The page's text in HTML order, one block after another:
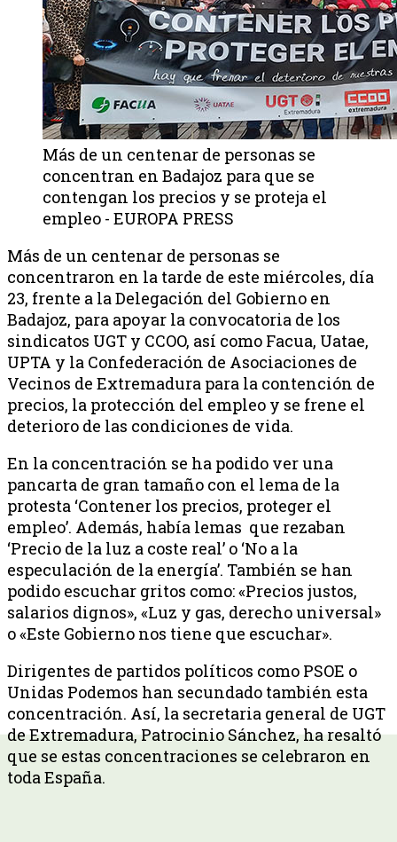
Más de un centenar de personas se
concentran en Badajoz para que se
contengan los precios y se proteja el
empleo - EUROPA PRESS
Más de un centenar de personas se
concentraron en la tarde de este miércoles, día
23, frente a la Delegación del Gobierno en
Badajoz, para apoyar la convocatoria de los
sindicatos UGT y CCOO, así como Facua, Uatae,
UPTA y la Confederación de Asociaciones de
Vecinos de Extremadura para la contención de
precios, la protección del empleo y se frene el
deterioro de las condiciones de vida.
En la concentración se ha podido ver una
pancarta de gran tamaño con el lema de la
protesta ‘Contener los precios, proteger el
empleo’. Además, había lemas que rezaban
‘Precio de la luz a coste real’ o ‘No a la
especulación de la energía’. También se han
podido escuchar gritos como: «Precios justos,
salarios dignos», «Luz y gas, derecho universal»
o «Este Gobierno nos tiene que escuchar».
Dirigentes de partidos políticos como PSOE o
Unidas Podemos han secundado también esta
concentración. Así, la secretaria general de UGT
de Extremadura, Patrocinio Sánchez, ha resaltó
que se estas concentraciones se celebraron en
toda España.